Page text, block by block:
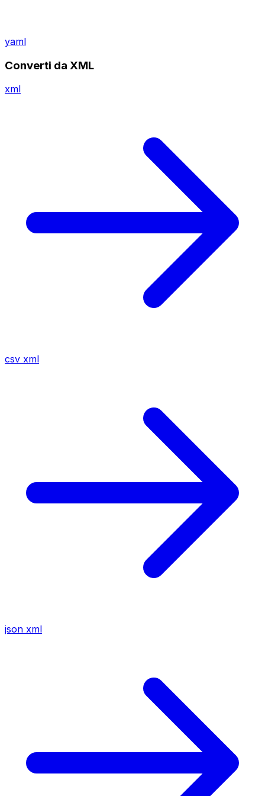
yaml
Converti da XML
xml
csv xml
json xml